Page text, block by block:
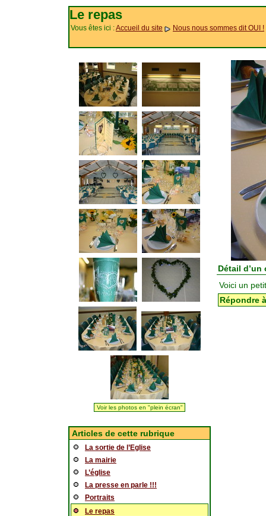
Le repas
Vous êtes ici :Accueil du site Nous nous sommes dit OUI !
Voir les photos en "plein écran"
Articles de cette rubrique
La sortie de l’Eglise
La mairie
L’église
La presse en parle !!!
Portraits
Le repas
Détail d’un
Voici un
Répondre